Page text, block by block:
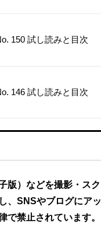
150 試し読みと目次
146 試し読みと目次
版）などを撮影・スク
、SNSやブログにアッ
で禁止されています。